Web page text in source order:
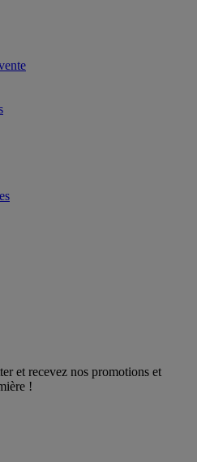
et recevez nos promotions et
!